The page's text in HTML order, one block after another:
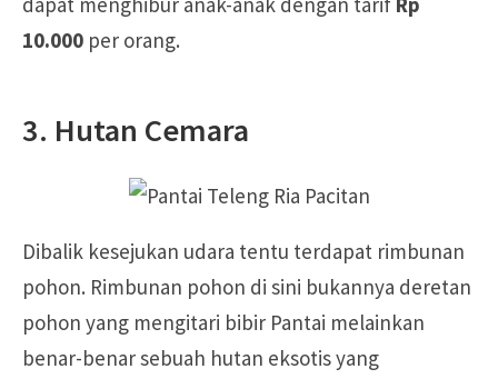
10.000 per orang.
3. Hutan Cemara
Dibalik kesejukan udara tentu terdapat rimbunan
pohon. Rimbunan pohon di sini bukannya deretan
pohon yang mengitari bibir Pantai melainkan
benar-benar sebuah hutan eksotis yang